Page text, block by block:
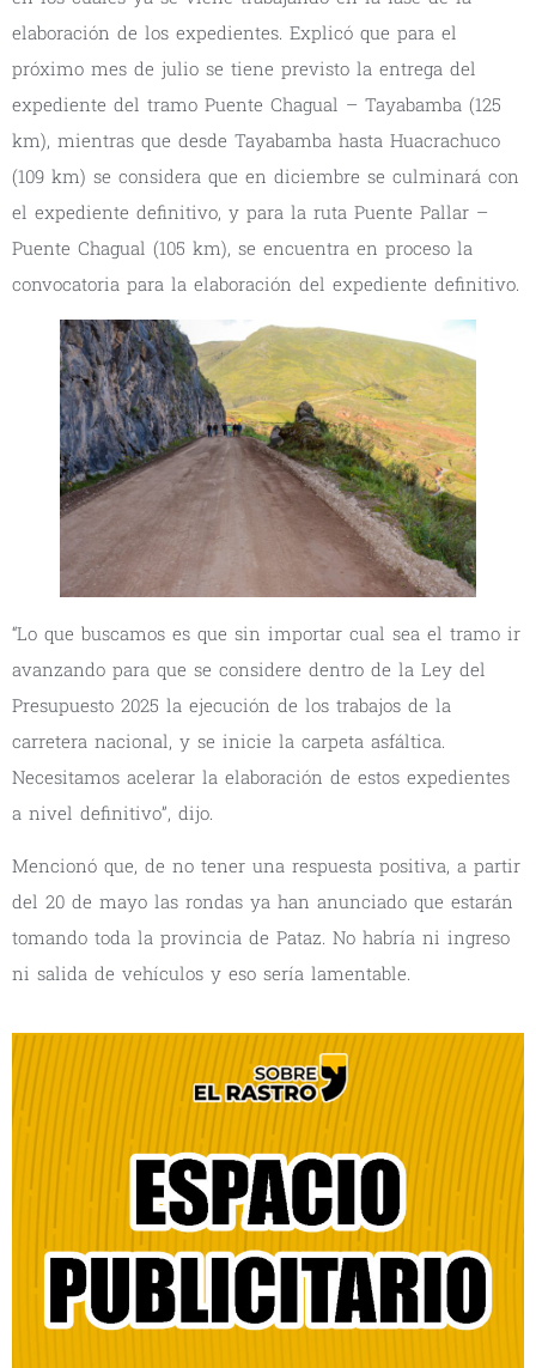
elaboración de los expedientes. Explicó que para el
próximo mes de julio se tiene previsto la entrega del
expediente del tramo Puente Chagual – Tayabamba (125
km), mientras que desde Tayabamba hasta Huacrachuco
(109 km) se considera que en diciembre se culminará con
el expediente definitivo, y para la ruta Puente Pallar –
Puente Chagual (105 km), se encuentra en proceso la
convocatoria para la elaboración del expediente definitivo.
“Lo que buscamos es que sin importar cual sea el tramo ir
avanzando para que se considere dentro de la Ley del
Presupuesto 2025 la ejecución de los trabajos de la
carretera nacional, y se inicie la carpeta asfáltica.
Necesitamos acelerar la elaboración de estos expedientes
a nivel definitivo”, dijo.
Mencionó que, de no tener una respuesta positiva, a partir
del 20 de mayo las rondas ya han anunciado que estarán
tomando toda la provincia de Pataz. No habría ni ingreso
ni salida de vehículos y eso sería lamentable.